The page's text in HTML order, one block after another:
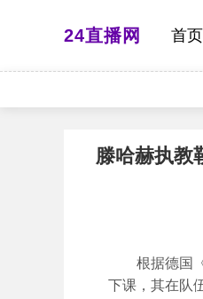
24直播网 首页
滕哈赫执教
根据德国《
下课，其在队